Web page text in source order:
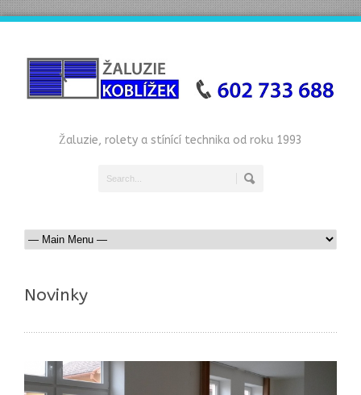
Žaluzie, rolety a stínící technika od roku 1993
Novinky